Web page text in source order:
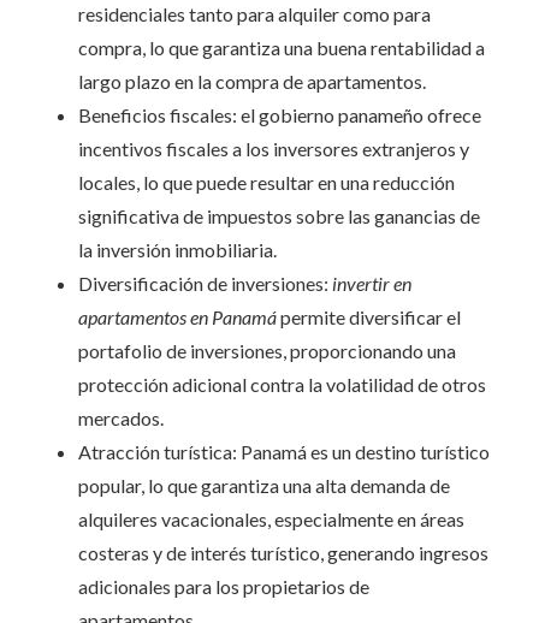
residenciales tanto para alquiler como para
compra, lo que garantiza una buena rentabilidad a
largo plazo en la compra de apartamentos.
Beneficios fiscales: el gobierno panameño ofrece
incentivos fiscales a los inversores extranjeros y
locales, lo que puede resultar en una reducción
significativa de impuestos sobre las ganancias de
la inversión inmobiliaria.
Diversificación de inversiones: invertir en
apartamentos en Panamápermite diversificar el
portafolio de inversiones, proporcionando una
protección adicional contra la volatilidad de otros
mercados.
Atracción turística: Panamá es un destino turístico
popular, lo que garantiza una alta demanda de
alquileres vacacionales, especialmente en áreas
costeras y de interés turístico, generando ingresos
adicionales para los propietarios de